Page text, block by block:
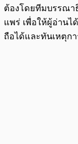
ต้องโดยทีมบรรณาธิ
แพร่ เพื่อให้ผู้อ่านไ
ถือได้และทันเหตุก